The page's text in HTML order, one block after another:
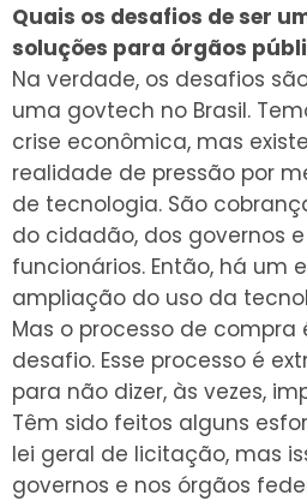
Quais os desafios de ser
soluções para órgãos
Na verdade, os desafios
uma govtech no Brasil.
crise econômica, mas
realidade de pressão por
de tecnologia. São
do cidadão, dos governos
funcionários. Então, há um
ampliação do uso da
Mas o processo de compra
desafio. Esse processo é
para não dizer, às vezes,
Têm sido feitos alguns
lei geral de licitação, mas
governos e nos órgãos